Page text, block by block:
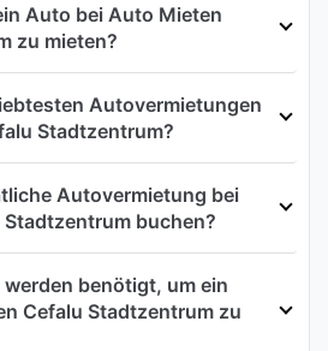
Auto bei Auto Mieten
zu mieten?
Autovermietungen
Stadtzentrum?
Autovermietung bei
buchen?
benötigt, um ein
Cefalu Stadtzentrum zu